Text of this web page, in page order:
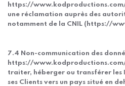
https://
une réclamation auprès des
notamment de la CNIL (https://
7.4 Non-communication des
https://
traiter, héberger ou transférer les
ses Clients vers un pays situé en